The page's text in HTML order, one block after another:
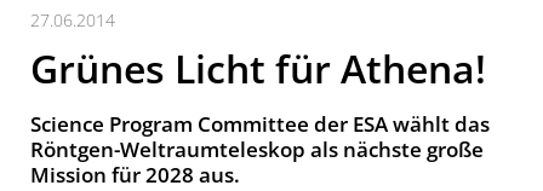
27.06.2014
Grünes Licht für Athena!
Science Program Committee der ESA wählt das
Röntgen-Weltraumteleskop als nächste große
Mission für 2028 aus.